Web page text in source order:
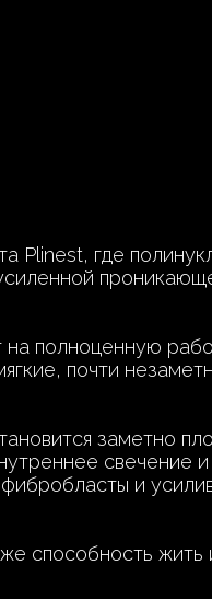
Plinest, где
на полноценную
почти
заметно
свечение и
и
способность жить